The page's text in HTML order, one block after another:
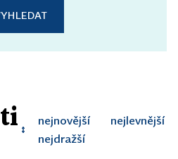
↕
nejnovější
↕
nejlevnější
↕
nejdražší